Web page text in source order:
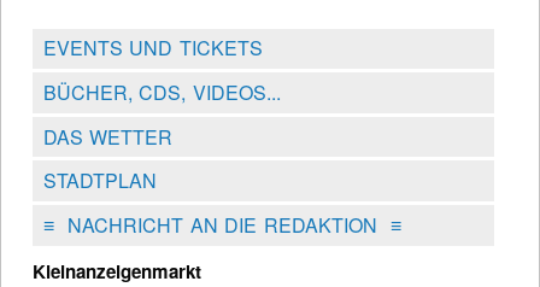
EVENTS UND TICKETS
BÜCHER, CDS, VIDEOS...
DAS WETTER
STADTPLAN
≡NACHRICHT AN DIE REDAKTION ≡
Kleinanzeigenmarkt